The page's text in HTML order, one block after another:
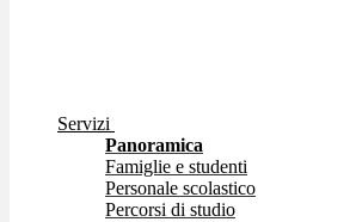
Servizi
Panoramica
Famiglie e studenti
Personale scolastico
Percorsi di studio